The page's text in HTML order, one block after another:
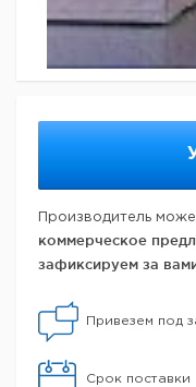
Производитель
коммерческое
зафиксируем за
Привезем под
Срок поставки